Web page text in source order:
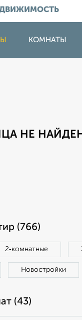
КОМНАТЫ
НЕ
(766)
2‑комнатные
Новостройки
(43)